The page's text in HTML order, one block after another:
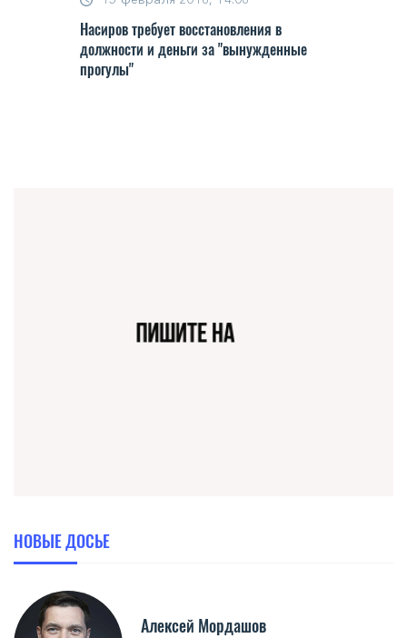
Насиров требует восстановления в
должности и деньги за "вынужденные
прогулы"
НОВЫЕ ДОСЬЕ
Алексей Мордашов